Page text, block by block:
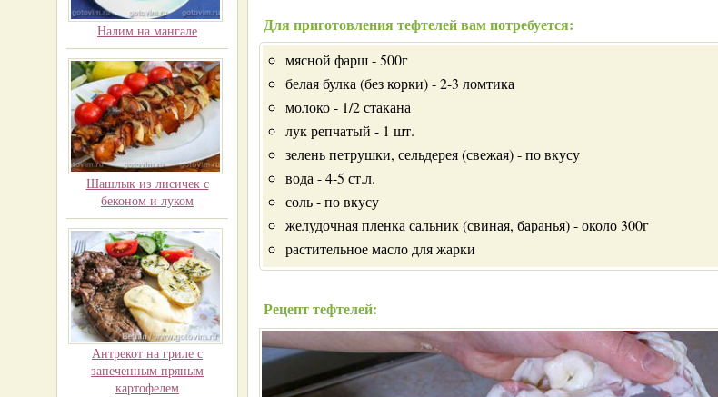
Налим на мангале
Шашлык из лисичек с
беконом и луком
Антрекот на гриле с
запеченным пряным
картофелем
Для приготовления тефтелей вам потребуется:
мясной фарш - 500г
белая булка (без корки) - 2-3 ломтика
молоко - 1/2 стакана
лук репчатый - 1 шт.
зелень петрушки, сельдерея (свежая) - по вкусу
вода - 4-5 ст.л.
соль - по вкусу
желудочная пленка сальник (свиная, баранья) - около 300г
растительное масло для жарки
Рецепт тефтелей: